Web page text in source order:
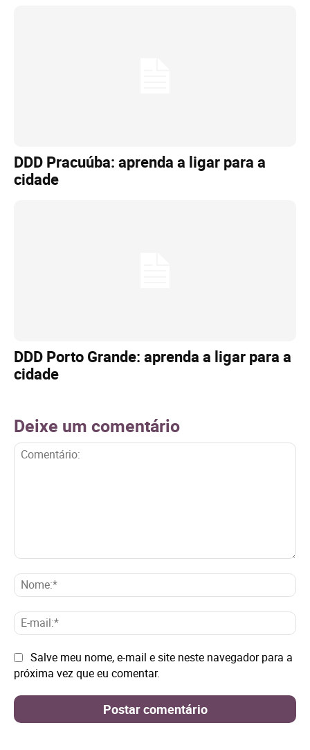
DDD Pracuúba: aprenda a ligar para a
cidade
DDD Porto Grande: aprenda a ligar para a
cidade
Deixe um comentário
E-
Site: Salve meu nome, e-mail e site neste navegador para a
próxima vez que eu comentar.